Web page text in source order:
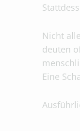
Nicht
deuten
Eine